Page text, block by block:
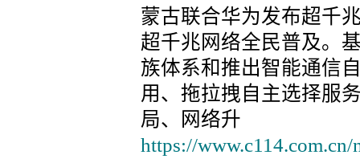
蒙古联合华为发布超千
超千兆网络全民普及。
族体系和推出智能通信
用、拖拉拽自主选择服
局、网络升
https://